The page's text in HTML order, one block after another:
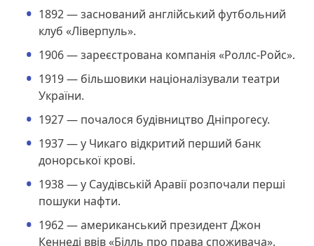
1892 — заснований англійський футбольний
клуб «Ліверпуль».
1906 — зареєстрована компанія «Роллс-Ройс».
1919 — більшовики націоналізували театри
України.
1927 — почалося будівництво Дніпрогесу.
1937 — у Чикаго відкритий перший банк
донорської крові.
1938 — у Саудівській Аравії розпочали перші
пошуки нафти.
1962 — американський президент Джон
Кеннеді ввів «Білль про права споживача».